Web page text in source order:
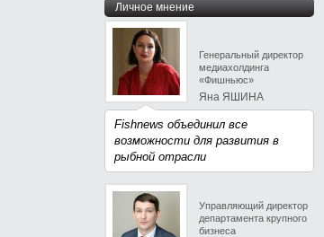
Личное мнение
Генеральный директор
медиахолдинга
«Фишньюс»
Яна ЯШИНА
Fishnews объединил все
возможности для развития в
рыбной отрасли
Управляющий директор
департамента крупного
бизнеса